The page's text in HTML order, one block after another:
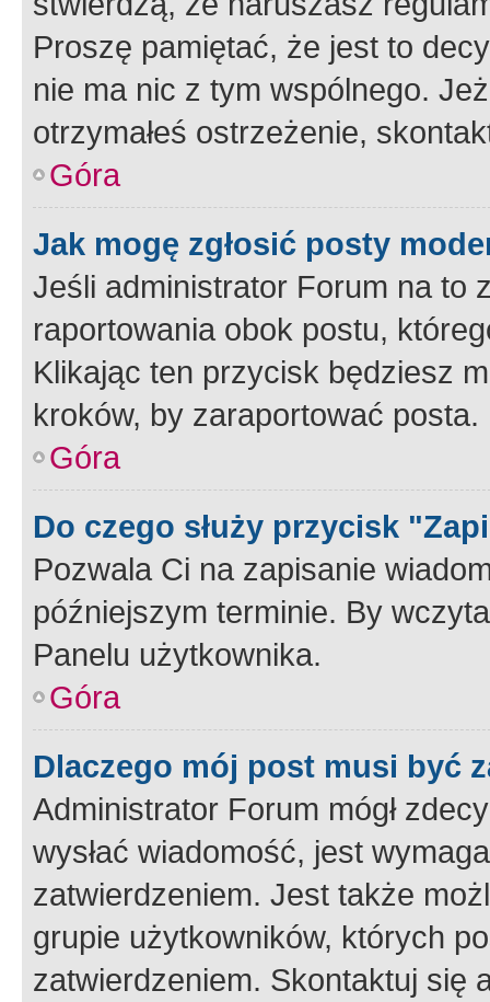
Proszę pamiętać, że jest to
nie ma nic z tym wspólnego.
otrzymałeś ostrzeżenie,
Góra
Jak mogę zgłosić posty
Jeśli administrator Forum na to
raportowania obok postu,
Klikając ten przycisk będziesz
kroków, by zaraportować posta.
Góra
Do czego służy przycisk
Pozwala Ci na zapisanie
późniejszym terminie. By
Panelu użytkownika.
Góra
Dlaczego mój post musi być
Administrator Forum mógł
wysłać wiadomość, jest
zatwierdzeniem. Jest także
grupie użytkowników, których
zatwierdzeniem. Skontaktuj się